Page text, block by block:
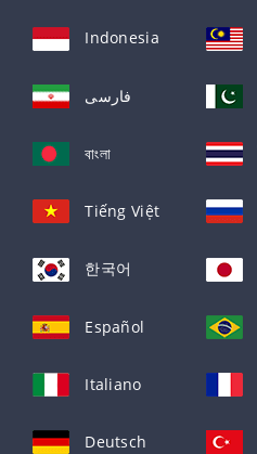
Indonesia
فارسی
বাংলা
Tiếng Việt
한국어
Español
Italiano
Deutsch